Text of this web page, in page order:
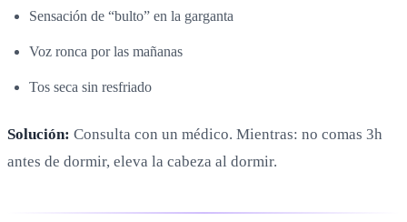
Sensación de “bulto” en la garganta
Voz ronca por las mañanas
Tos seca sin resfriado
Solución: Consulta con un médico. Mientras: no comas 3h
antes de dormir, eleva la cabeza al dormir.